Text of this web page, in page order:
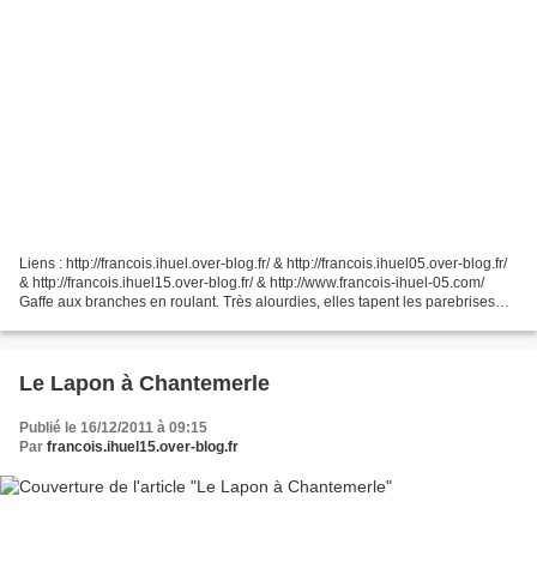
Liens : http://francois.ihuel.over-blog.fr/ & http://francois.ihuel05.over-blog.fr/
& http://francois.ihuel15.over-blog.fr/ & http://www.francois-ihuel-05.com/
Gaffe aux branches en roulant. Très alourdies, elles tapent les parebrises
Le Lapon à Chantemerle
Publié le 16/12/2011 à 09:15
Par francois.ihuel15.over-blog.fr